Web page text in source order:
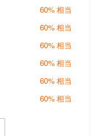
60% 相当
60% 相当
60% 相当
60% 相当
60% 相当
60% 相当